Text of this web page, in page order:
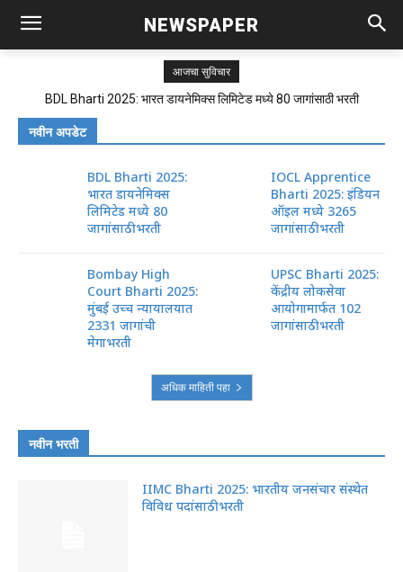
NEWSPAPER
आजचा सुविचार
BDL Bharti 2025: भारत डायनेमिक्स लिमिटेड मध्ये 80 जागांसाठी भरती
नवीन अपडेट
BDL Bharti 2025:
भारत डायनेमिक्स
लिमिटेड मध्ये 80
जागांसाठी भरती
IOCL Apprentice
Bharti 2025: इंडियन
ऑइल मध्ये 3265
जागांसाठी भरती
Bombay High
Court Bharti 2025:
मुंबई उच्च न्यायालयात
2331 जागांची
मेगाभरती
UPSC Bharti 2025:
केंद्रीय लोकसेवा
आयोगामार्फत 102
जागांसाठी भरती
अधिक माहिती पहा
नवीन भरती
IIMC Bharti 2025: भारतीय जनसंचार संस्थेत
विविध पदांसाठी भरती